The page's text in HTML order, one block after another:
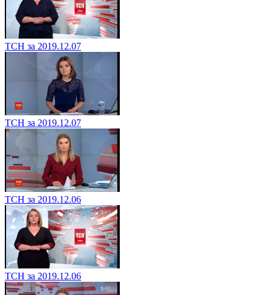
ТСН за 2019.12.07
ТСН за 2019.12.07
ТСН за 2019.12.06
ТСН за 2019.12.06